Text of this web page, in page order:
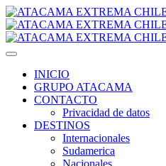
INICIO
GRUPO ATACAMA
CONTACTO
Privacidad de datos
DESTINOS
Internacionales
Sudamerica
Nacionales